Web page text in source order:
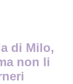
di Milo,
non li